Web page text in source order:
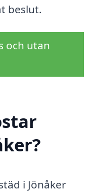
beslut.
och utan
i Jönåker